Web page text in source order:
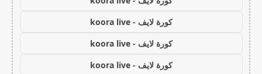
كورة لايف - koora live
كورة لايف - koora live
كورة لايف - koora live